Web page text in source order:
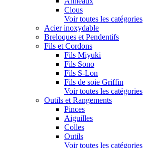
Clous
Voir toutes les catégories
Acier inoxydable
Breloques et Pendentifs
Fils et Cordons
Fils Miyuki
Fils Sono
Fils S-Lon
Fils de soie Griffin
Voir toutes les catégories
Outils et Rangements
Pinces
Aiguilles
Colles
Outils
Voir toutes les catégories